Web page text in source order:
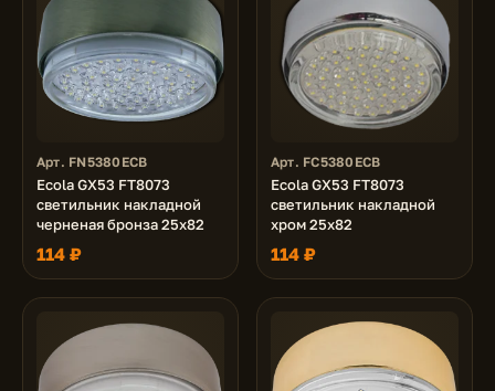
Арт. FN5380ECB
Ecola GX53 FT8073
светильник накладной
черненая бронза 25x82
114 ₽
Арт. FC5380ECB
Ecola GX53 FT8073
светильник накладной
хром 25x82
114 ₽